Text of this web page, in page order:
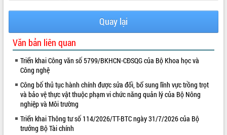
Lễ truy tặng danh hiệu “Bà Mẹ Việt
Nam Anh hùng” và trao Huân chương
Lao động
Quay lại
Văn bản liên quan
Triển khai Công văn số 5799/BKHCN-CĐSQG của Bộ Khoa học và
Công nghệ
Công bố thủ tục hành chính được sửa đổi, bổ sung lĩnh vực trồng trọt
và bảo vệ thực vật thuộc phạm vi chức năng quản lý của Bộ Nông
nghiệp và Môi trường
Triển khai Thông tư số 114/2026/TT-BTC ngày 31/7/2026 của Bộ
trưởng Bộ Tài chính